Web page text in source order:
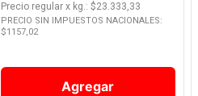
Precio regular x kg.: $23.333,33
PRECIO SIN IMPUESTOS NACIONALES:
$1157,02
Agregar